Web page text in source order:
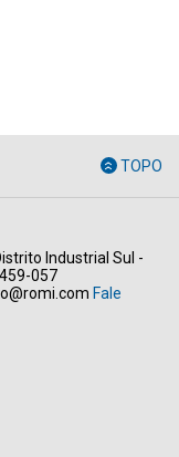
TOPO
Industrial Sul -
057
Fale